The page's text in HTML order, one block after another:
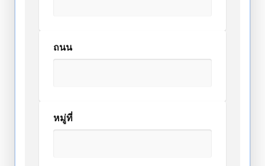
ถนน
หมู่ที่